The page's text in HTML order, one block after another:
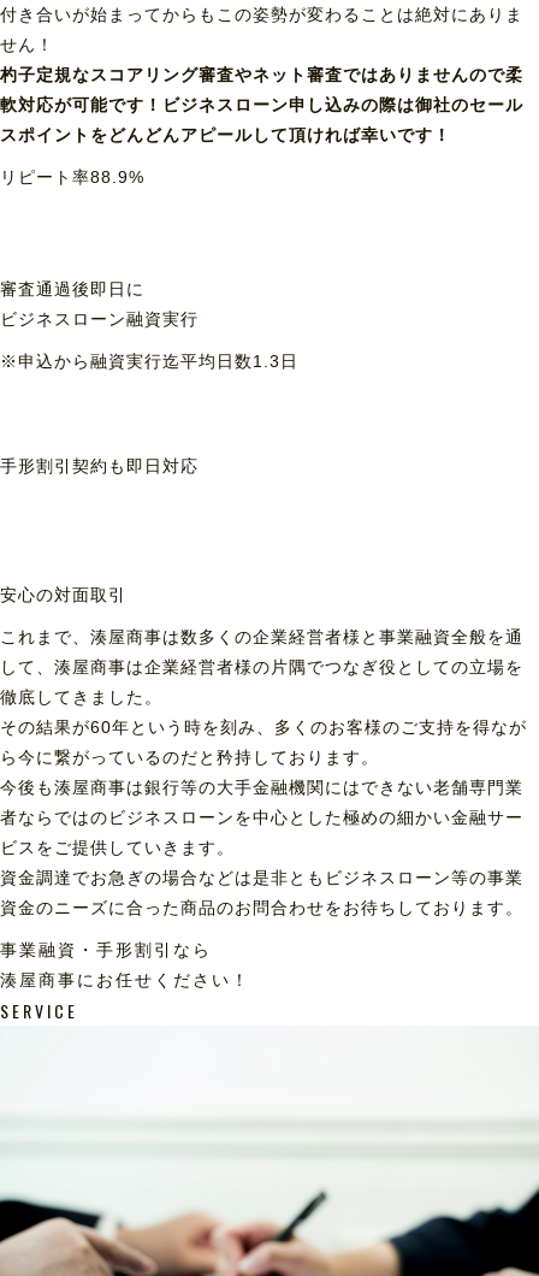
付き合いが始まってからもこの姿勢が変わることは絶対にありま
せん！
杓子定規なスコアリング審査やネット審査ではありませんので柔
軟対応が可能です！ビジネスローン申し込みの際は御社のセール
スポイントをどんどんアピールして頂ければ幸いです！
リピート率88.9%
審査通過後即日に
ビジネスローン融資実行
※申込から融資実行迄平均日数1.3日
手形割引契約も 即日対応
安心の対面取引
これまで、湊屋商事は数多くの企業経営者様と事業融資全般を通
して、湊屋商事は企業経営者様の片隅でつなぎ役としての立場を
徹底してきました。
その結果が60年という時を刻み、多くのお客様のご支持を得なが
ら今に繋がっているのだと矜持しております。
今後も湊屋商事は銀行等の大手金融機関にはできない老舗専門業
者ならではのビジネスローンを中心とした極めの細かい金融サー
ビスをご提供していきます。
資金調達でお急ぎの場合などは是非ともビジネスローン等の事業
資金のニーズに合った商品のお問合わせをお待ちしております。
事業融資・手形割引なら
湊屋商事にお任せください！
SERVICE